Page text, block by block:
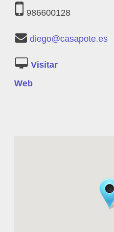
986600128
diego@casapote.es